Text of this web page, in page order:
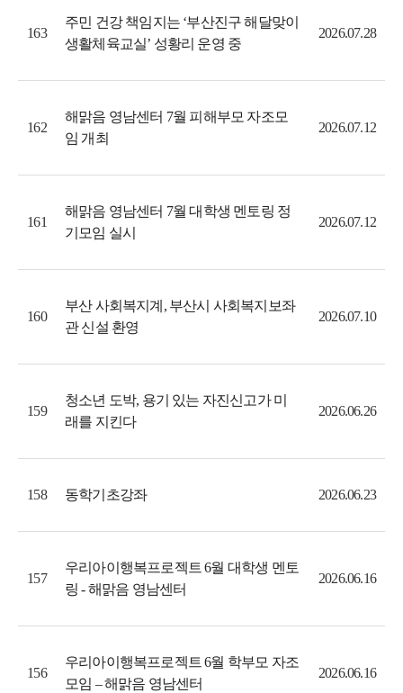
163
주민 건강 책임지는 ‘부산진구 해달맞이
생활체육교실’ 성황리 운영 중
2026.07.28
162
해맑음 영남센터 7월 피해부모 자조모
임 개최
2026.07.12
161
해맑음 영남센터 7월 대학생 멘토링 정
기모임 실시
2026.07.12
160
부산 사회복지계, 부산시 사회복지보좌
관 신설 환영
2026.07.10
159
청소년 도박, 용기 있는 자진신고가 미
래를 지킨다
2026.06.26
158 동학기초강좌 2026.06.23
157
우리아이행복프로젝트 6월 대학생 멘토
링 - 해맑음 영남센터
2026.06.16
156
우리아이행복프로젝트 6월 학부모 자조
모임 – 해맑음 영남센터
2026.06.16